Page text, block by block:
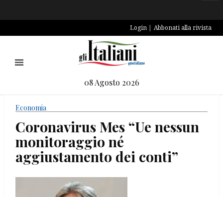
Login Abbonati alla rivista
08 Agosto 2026
Economia
Coronavirus Mes “Ue nessun
monitoraggio né
aggiustamento dei conti”